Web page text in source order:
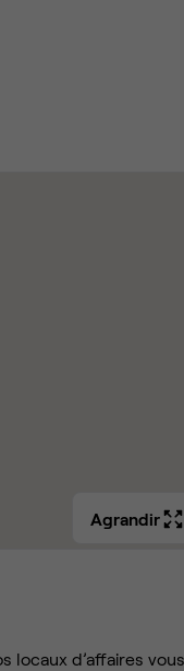
Agrandir
locaux d’affaires vous